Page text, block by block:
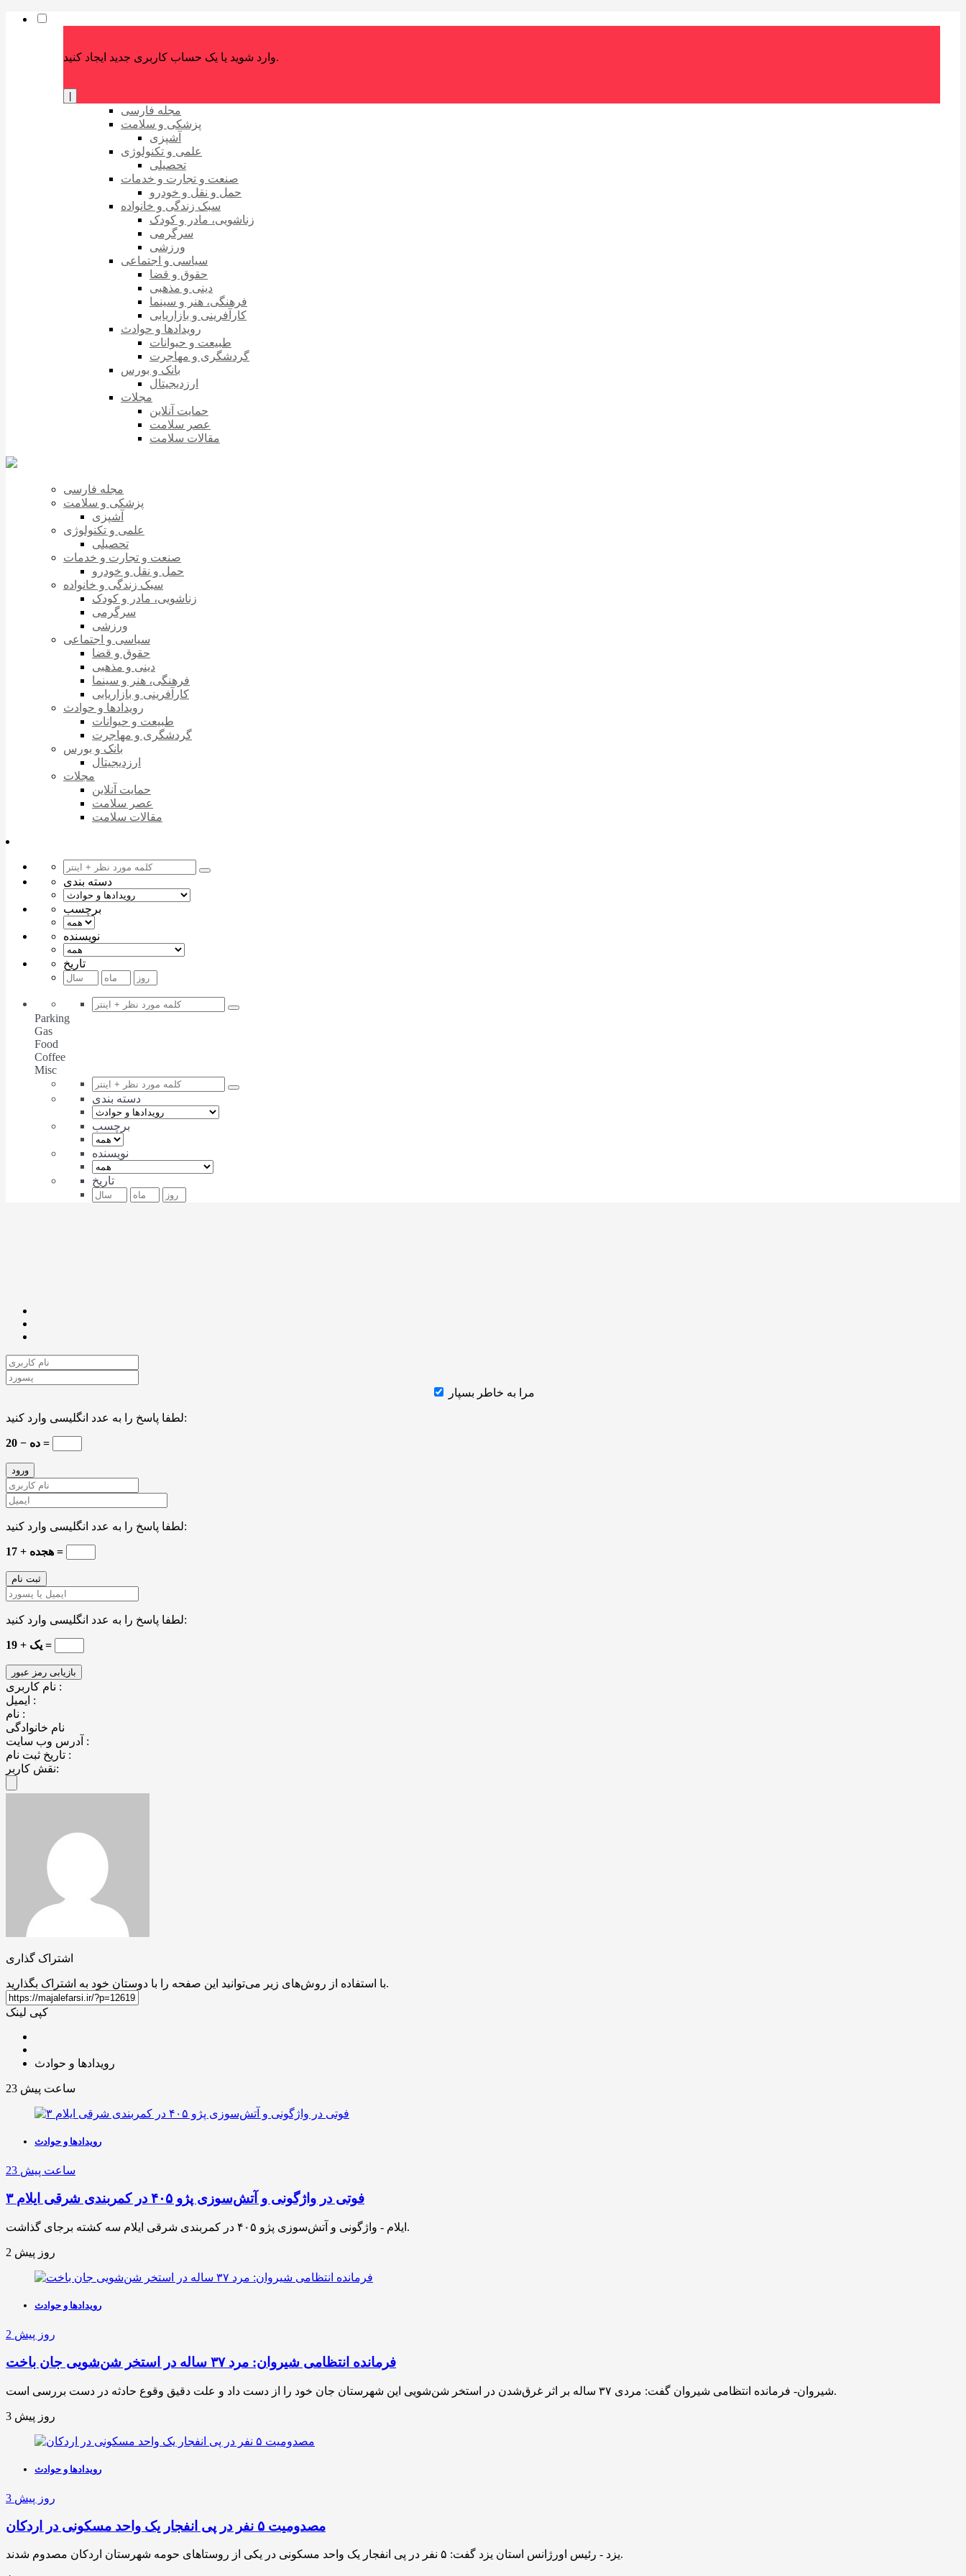
وارد شوید یا یک حساب کاربری جدید ایجاد کنید.
مجله فارسی
پزشکی و سلامت
آشپزی
علمی و تکنولوژی
تحصیلی
صنعت و تجارت و خدمات
حمل و نقل و خودرو
سبک زندگی و خانواده
زناشویی، مادر و کودک
سرگرمی
ورزشی
سیاسی و اجتماعی
حقوق و قضا
دینی و مذهبی
فرهنگی، هنر و سینما
کارآفرینی و بازاریابی
رویدادها و حوادث
طبیعت و حیوانات
گردشگری و مهاجرت
بانک و بورس
ارزدیجیتال
مجلات
حمایت آنلاین
عصر سلامت
مقالات سلامت
مجله فارسی
پزشکی و سلامت
آشپزی
علمی و تکنولوژی
تحصیلی
صنعت و تجارت و خدمات
حمل و نقل و خودرو
سبک زندگی و خانواده
زناشویی، مادر و کودک
سرگرمی
ورزشی
سیاسی و اجتماعی
حقوق و قضا
دینی و مذهبی
فرهنگی، هنر و سینما
کارآفرینی و بازاریابی
رویدادها و حوادث
طبیعت و حیوانات
گردشگری و مهاجرت
بانک و بورس
ارزدیجیتال
مجلات
حمایت آنلاین
عصر سلامت
مقالات سلامت
دسته بندی
برچسب
نویسنده
تاریخ
Parking
Gas
Food
Coffee
Misc
دسته بندی
برچسب
نویسنده
تاریخ
مرا به خاطر بسپار
لطفا پاسخ را به عدد انگلیسی وارد کنید:
20 − ده =
لطفا پاسخ را به عدد انگلیسی وارد کنید:
هجده + 17 =
لطفا پاسخ را به عدد انگلیسی وارد کنید:
یک + 19 =
نام کاربری :
ایمیل :
نام :
نام خانوادگی
آدرس وب سایت :
تاریخ ثبت نام :
نقش کاربر:
اشتراک گذاری
با استفاده از روش‌های زیر می‌توانید این صفحه را با دوستان خود به اشتراک بگذارید.
کپی لینک
رویدادها و حوادث
23 ساعت پیش
رویدادها و حوادث
23 ساعت پیش
۳ فوتی در واژگونی و آتش‌سوزی پژو ۴۰۵ در کمربندی شرقی ایلام
ایلام - واژگونی و آتش‌سوزی پژو ۴۰۵ در کمربندی شرقی ایلام سه کشته برجای گذاشت.
2 روز پیش
رویدادها و حوادث
2 روز پیش
فرمانده انتظامی شیروان: مرد ۳۷ ساله در استخر شن‌شویی جان باخت
شیروان- فرمانده انتظامی شیروان گفت: مردی ۳۷ ساله بر اثر غرق‌شدن در استخر شن‌شویی این شهرستان جان خود را از دست داد و علت دقیق وقوع حادثه در دست بررسی است.
3 روز پیش
رویدادها و حوادث
3 روز پیش
مصدومیت ۵ نفر در پی انفجار یک واحد مسکونی در اردکان
یزد - رئیس اورژانس استان یزد گفت: ۵ نفر در پی انفجار یک واحد مسکونی در یکی از روستاهای حومه شهرستان اردکان مصدوم شدند.